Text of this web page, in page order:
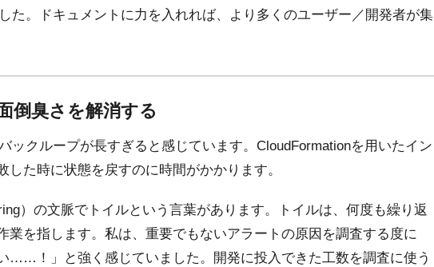
た。ドキュメントに力を入れれば、より多くのユーザー／開発者が集
倒臭さを解消する
ックループが長すぎると感じています。CloudFormationを用いたイン
た時に状態を戻すのに時間がかかります。
）の文脈でトイルという言葉があります。トイルは、何度も繰り返
業を指します。私は、重要でもないアラートの原因を調査する度に
……！」と強く感じていました。開発に投入できた工数を調査に使う